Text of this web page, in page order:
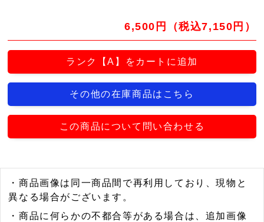
6,500円（税込7,150円）
ランク【A】をカートに追加
その他の在庫商品はこちら
この商品について問い合わせる
・商品画像は同一商品間で再利用しており、現物と
異なる場合がございます。
・商品に何らかの不都合等がある場合は、追加画像